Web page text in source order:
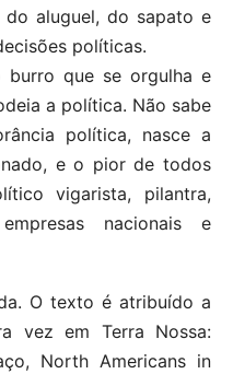
aluguel, do sapato e
políticas.
que se orgulha e
a política. Não sabe
política, nasce a
e o pior de todos
vigarista, pilantra,
nacionais e
O texto é atribuído a
vez em Terra Nossa:
North Americans in